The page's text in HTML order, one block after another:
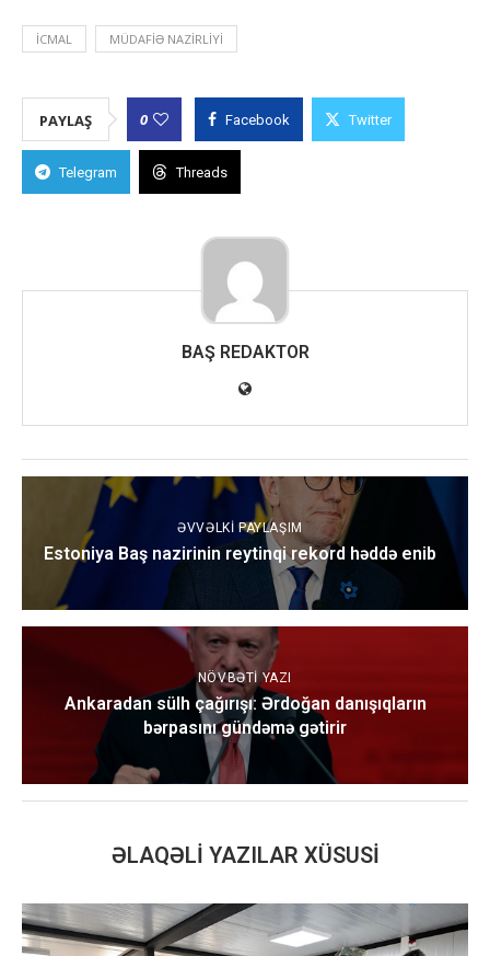
İCMAL MÜDAFIƏ NAZIRLIYI
PAYLAŞ 0 Facebook Twitter
Telegram Threads
BAŞ REDAKTOR
ƏVVƏLKI PAYLAŞIM
Estoniya Baş nazirinin reytinqi rekord həddə enib
NÖVBƏTI YAZI
Ankaradan sülh çağırışı: Ərdoğan danışıqların
bərpasını gündəmə gətirir
ƏLAQƏLI YAZILAR XÜSUSI